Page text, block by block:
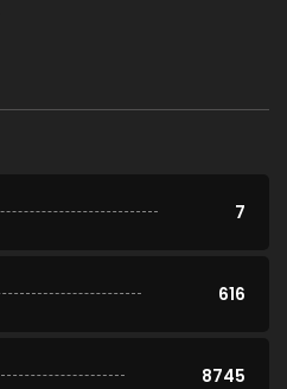
7
616
8745